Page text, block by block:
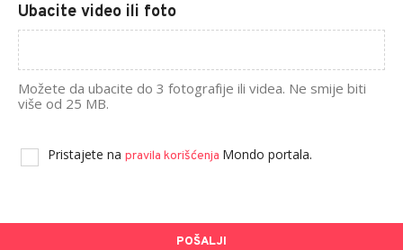
Ubacite video ili foto
Možete da ubacite do 3 fotografije ili videa. Ne smije biti
više od 25 MB.
Pristajete na pravila korišćenja Mondo portala.
POŠALJI